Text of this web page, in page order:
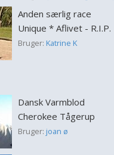
Anden særlig race
Unique * Aflivet - R.I.P.
Bruger: Katrine K
Dansk Varmblod
Cherokee Tågerup
Bruger: joan ø